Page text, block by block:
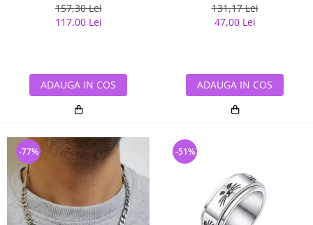
157,30 Lei
117,00 Lei
ADAUGA IN COS
131,17 Lei
47,00 Lei
ADAUGA IN COS
-77% -51%